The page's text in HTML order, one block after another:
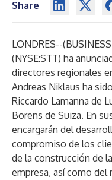
Share
LONDRES--(
(NYSE:STT) ha
directores regionales
Andreas Niklaus ha
Riccardo Lamanna de
Borens de Suiza. En
encargarán del
compromiso de los
de la construcción de
empresa, así como